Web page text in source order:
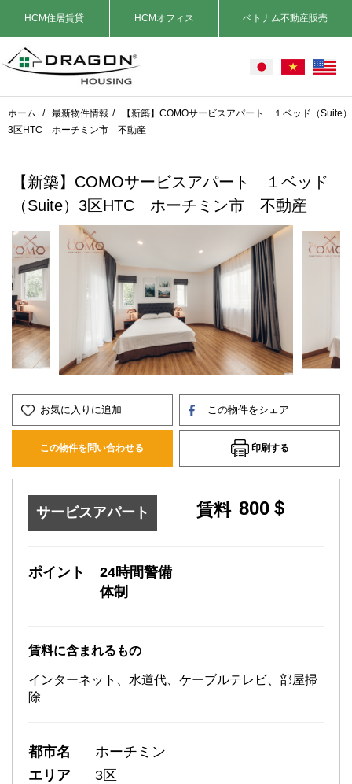
HCM住居賃貸 HCMオフィス ベトナム不動産販売
ホーム / 最新物件情報 /
【新築】COMOサービスアパート １ベッド（Suite）
3区HTC ホーチミン市 不動産
【新築】COMOサービスアパート １ベッド
（Suite）3区HTC ホーチミン市 不動産
お気に入りに追加 この物件をシェア
この物件を問い合わせる 印刷する
サービスアパート 賃料 800＄
ポイント
24時間警備
体制
賃料に含まれるもの
インターネット、水道代、ケーブルテレビ、部屋掃
除
都市名
ホーチミン
エリア
3区